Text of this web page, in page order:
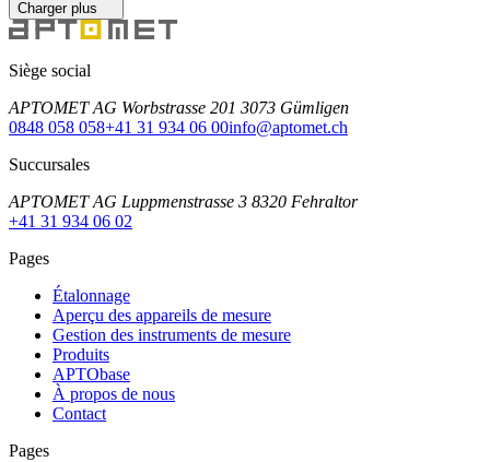
Charger plus
Siège social
APTOMET AG Worbstrasse 201 3073 Gümligen
0848 058 058+41 31 934 06 00info@aptomet.ch
Succursales
APTOMET AG Luppmenstrasse 3 8320 Fehraltor
+41 31 934 06 02
Pages
Étalonnage
Aperçu des appareils de mesure
Gestion des instruments de mesure
Produits
APTObase
À propos de nous
Contact
Pages